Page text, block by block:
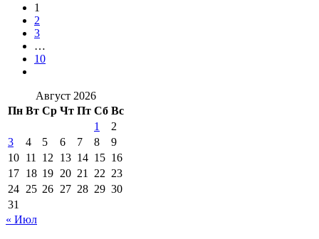
1
2
3
…
10
Август 2026
Пн Вт Ср Чт Пт Сб Вс
1
2
3
4 5 6 7 8
9
10 11 12 13 14 15 16
17 18 19 20 21 22 23
24 25 26 27 28 29 30
31
« Июл